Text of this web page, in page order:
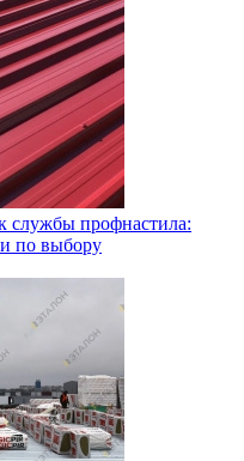
службы профнастила:
по выбору